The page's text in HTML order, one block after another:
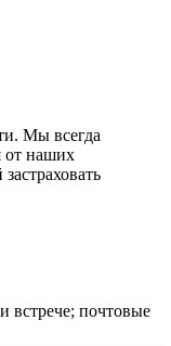
Мы всегда
от наших
встрече; почтовые